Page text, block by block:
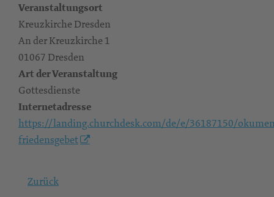
Veranstaltungsort
Kreuzkirche Dresden
An der Kreuzkirche 1
01067 Dresden
Art der Veranstaltung
Gottesdienste
Internetadresse
https://landing.churchdesk.com/de/e/36187150/
friedensgebet
Zurück